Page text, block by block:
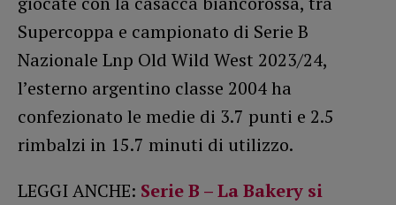
Supercoppa e campionato di Serie B
Nazionale Lnp Old Wild West 2023/24,
l’esterno argentino classe 2004 ha
confezionato le medie di 3.7 punti e 2.5
rimbalzi in 15.7 minuti di utilizzo.
LEGGI ANCHE: Serie B – La Bakery si